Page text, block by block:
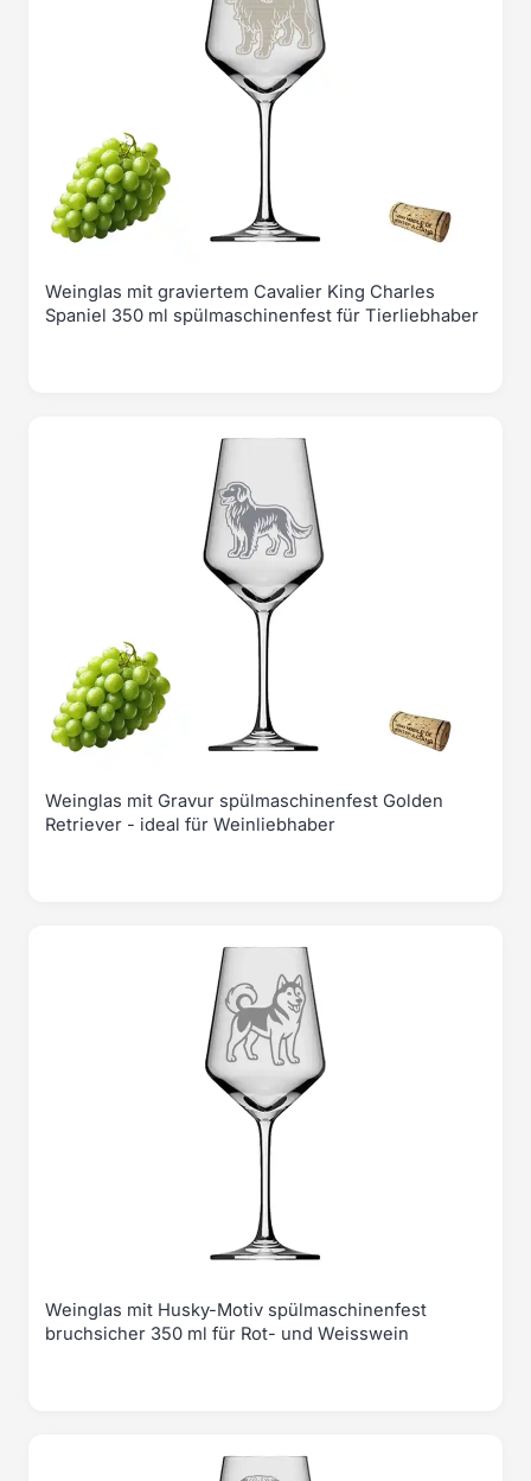
Weinglas mit graviertem Cavalier King Charles
Spaniel 350 ml spülmaschinenfest für Tierliebhaber
Weinglas mit Gravur spülmaschinenfest Golden
Retriever - ideal für Weinliebhaber
Weinglas mit Husky-Motiv spülmaschinenfest
bruchsicher 350 ml für Rot- und Weisswein